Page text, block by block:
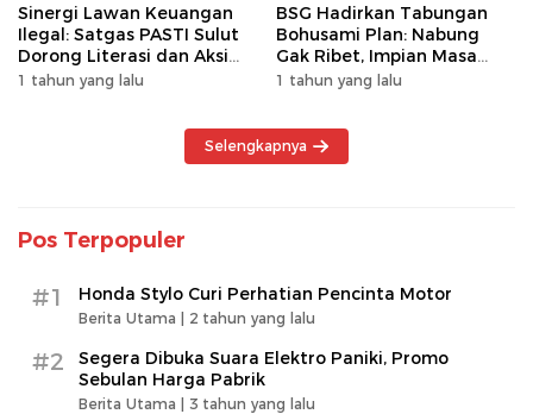
Sinergi Lawan Keuangan
Ilegal: Satgas PASTI Sulut
Dorong Literasi dan Aksi
Kolektif Masyarakat
1 tahun yang lalu
BSG Hadirkan Tabungan
Bohusami Plan: Nabung
Gak Ribet, Impian Masa
Depan Makin Dekat!
1 tahun yang lalu
Selengkapnya
Pos Terpopuler
#1 Honda Stylo Curi Perhatian Pencinta Motor
Berita Utama | 2 tahun yang lalu
#2
Segera Dibuka Suara Elektro Paniki, Promo
Sebulan Harga Pabrik
Berita Utama | 3 tahun yang lalu